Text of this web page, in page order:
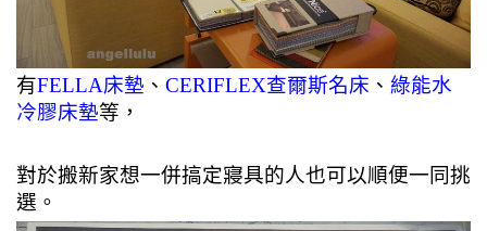
有FELLA床墊 、 CERIFLEX查爾斯名床 、 綠能水
冷膠床墊等，
對於搬新家想一併搞定寢具的人也可以順便一同挑
選。